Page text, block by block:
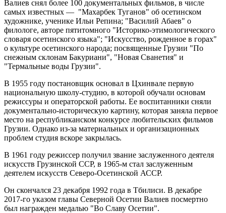
Валиев снял более 100 документальных фильмов, в числе
самых известных — "Махарбек Туганов" об осетинском
художнике, ученике Ильи Репина; "Василий Абаев" о
филологе, авторе пятитомного "Историко-этимологического
словаря осетинского языка"; "Искусство, рожденное в горах"
о культуре осетинского народа; посвященные Грузии "По
снежным склонам Бакуриани", "Новая Сванетия" и
"Термальные воды Грузии".
В 1955 году постановщик основал в Цхинвале первую
национальную школу-студию, в которой обучали основам
режиссуры и операторской работы. Ее воспитанники сняли
документально-историческую картину, которая заняла первое
место на республиканском конкурсе любительских фильмов
Грузии. Однако из-за материальных и организационных
проблем студия вскоре закрылась.
В 1961 году режиссер получил звание заслуженного деятеля
искусств Грузинской ССР, в 1965-м стал заслуженным
деятелем искусств Северо-Осетинской АССР.
Он скончался 23 декабря 1992 года в Тбилиси. В декабре
2017-го указом главы Северной Осетии Валиев посмертно
был награжден медалью "Во Славу Осетии".